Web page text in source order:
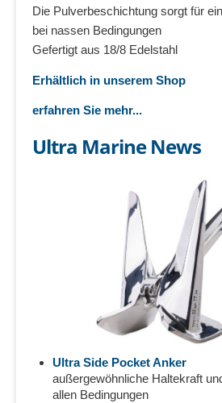
Die Pulverbeschichtung sorgt für
bei nassen Bedingungen
Gefertigt aus 18/8 Edelstahl
Erhältlich in unserem Shop
erfahren Sie mehr...
Ultra Marine News
Ultra Side Pocket Anker
außergewöhnliche Haltekraft
allen Bedingungen